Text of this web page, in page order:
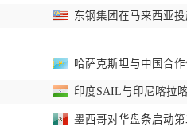
东钢集团在马来西亚
哈萨克斯坦与中国合
印度SAIL与印尼喀拉
墨西哥对华盘条启动